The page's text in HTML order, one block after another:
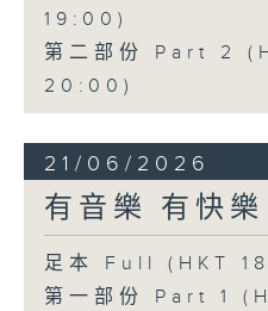
19:00)
第二部份 Part 2
20:00)
21/06/2026
有音樂 有快樂
足本 Full (HKT
第一部份 Part 1